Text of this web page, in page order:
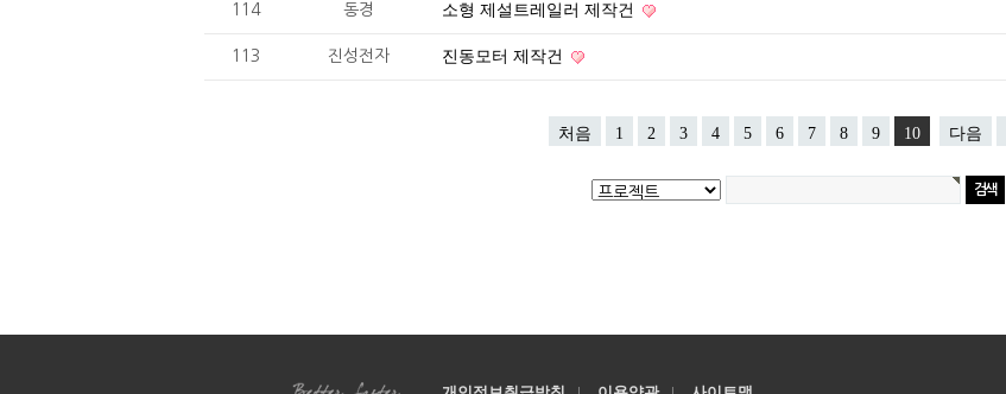
114 동경 소형 제설트레일러 제작건
113 진성전자 진동모터 제작건
처음 1 2 3 4 5 6 7 8 9 10 다음